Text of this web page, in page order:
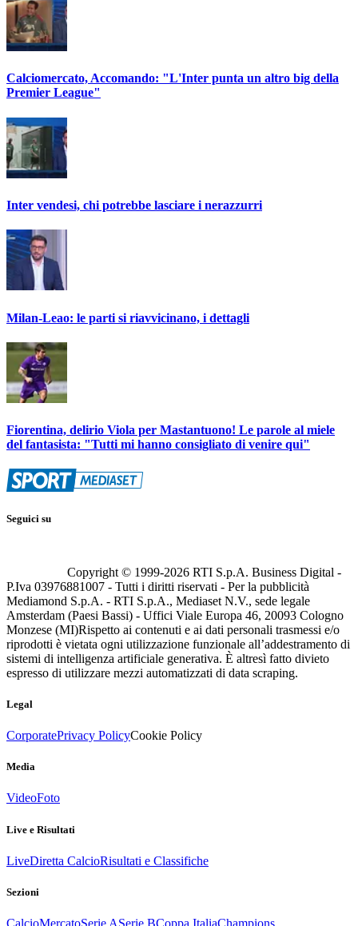
Calciomercato, Accomando: "L'Inter punta un altro big della
Premier League"
Inter vendesi, chi potrebbe lasciare i nerazzurri
Milan-Leao: le parti si riavvicinano, i dettagli
Fiorentina, delirio Viola per Mastantuono! Le parole al miele
del fantasista: "Tutti mi hanno consigliato di venire qui"
Seguici su
Copyright © 1999-2026 RTI S.p.A. Business Digital -
P.Iva 03976881007 - Tutti i diritti riservati - Per la pubblicità
Mediamond S.p.A. - RTI S.p.A., Mediaset N.V., sede legale
Amsterdam (Paesi Bassi) - Uffici Viale Europa 46, 20093 Cologno
Monzese (MI)Rispetto ai contenuti e ai dati personali trasmessi e/o
riprodotti è vietata ogni utilizzazione funzionale all’addestramento di
sistemi di intelligenza artificiale generativa. È altresì fatto divieto
espresso di utilizzare mezzi automatizzati di data scraping.
Legal
CorporatePrivacy PolicyCookie Policy
Media
VideoFoto
Live e Risultati
LiveDiretta CalcioRisultati e Classifiche
Sezioni
CalcioMercatoSerie ASerie BCoppa ItaliaChampions